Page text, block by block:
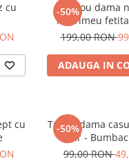
cu
-50%
Tricou dama
imprimeu
ochelari
199,00 RON
ADAUGA IN
cu
-50%
Tricou dama
Bear -
99,00 RON